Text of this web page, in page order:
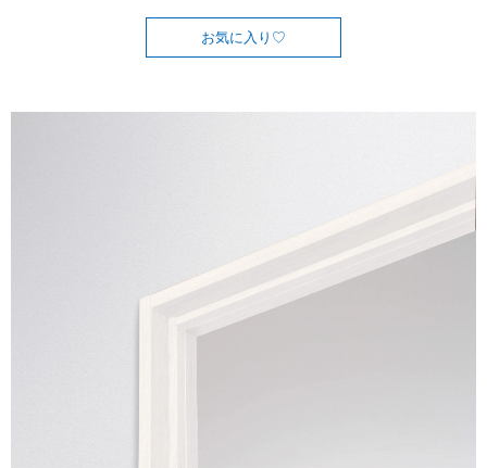
お気に入り